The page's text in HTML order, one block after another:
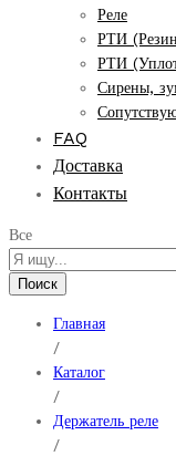
Реле
РТИ
РТИ
Сирены,
FAQ
Доставка
Контакты
Все
Поиск
Главная
/
Каталог
/
Держатель реле
/